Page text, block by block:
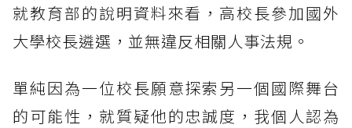
就教育部的說明資料來看，高校長參加國外
大學校長遴選，並無違反相關人事法規。
單純因為一位校長願意探索另一個國際舞台
的可能性，就質疑他的忠誠度，我個人認為